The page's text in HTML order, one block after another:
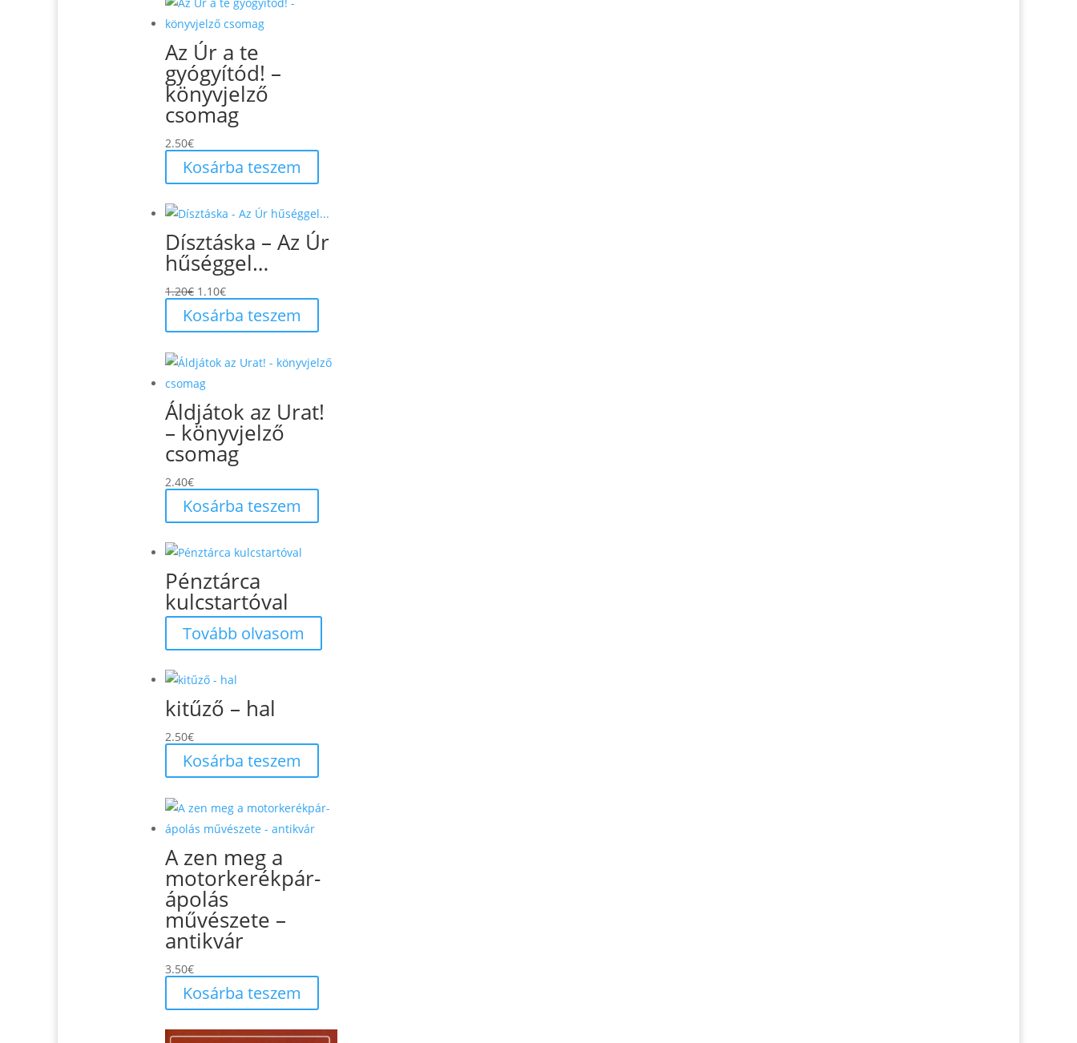
Az Úr a te
gyógyítód! –
könyvjelző
csomag
2.50€
Kosárba teszem
Dísztáska – Az Úr
hűséggel…
1.20€ Original
price
was:
1.10€Current
price
is:
Kosárba teszem
Áldjátok az Urat!
– könyvjelző
csomag
2.40€
Kosárba teszem
Pénztárca
kulcstartóval
Tovább olvasom
kitűző – hal
2.50€
Kosárba teszem
A zen meg a
motorkerékpár-
ápolás
művészete –
antikvár
3.50€
Kosárba teszem